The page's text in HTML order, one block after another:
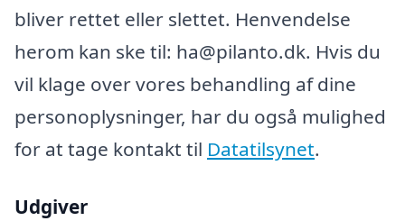
bliver rettet eller slettet. Henvendelse
herom kan ske til: ha@pilanto.dk. Hvis du
vil klage over vores behandling af dine
personoplysninger, har du også mulighed
for at tage kontakt til Datatilsynet.
Udgiver